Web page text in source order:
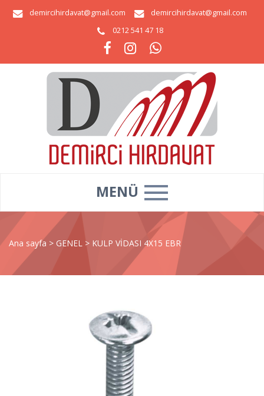
demircihirdavat@gmail.com
demircihirdavat@gmail.com
0212 541 47 18
MENÜ
Ana sayfa > GENEL > KULP VİDASI 4X15 EBR